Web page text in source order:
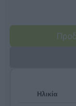
Ηλικία